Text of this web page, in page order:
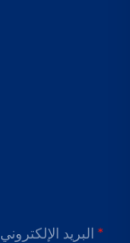
البريد الإلكتروني